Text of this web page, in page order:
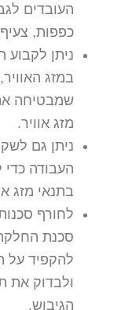
העובדים
כפפות, צעיף
ניתן לקבוע
במזג
שמבטיחה
מזג אוויר.
ניתן גם
העבודה כדי
בתנאי מזג
לחורף
סכנת
להקפיד על
ולבדוק את
הגיבוש.